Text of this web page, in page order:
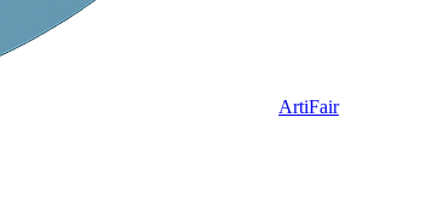
ArtiFair